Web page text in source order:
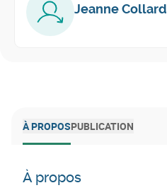
Jeanne Collard
À PROPOSPUBLICATION
À propos